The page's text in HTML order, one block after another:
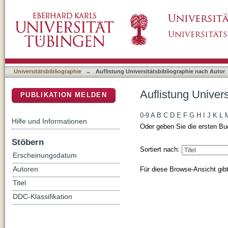
Universitätsbibliographie → Auflistung Universitätsbibliographie nach Autor
Auflistung
0-9 A B C D E F G H J K L
Oder geben Sie die ersten
Sortiert nach:
Für diese Browse-Ansicht
PUBLIKATION MELDEN
Hilfe und Informationen
Stöbern
Erscheinungsdatum
Autoren
Titel
DDC-Klassifikation